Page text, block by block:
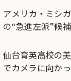
アメリカ・ミシ
の“急進左派”候
仙台育英高校の
でカメラに向か